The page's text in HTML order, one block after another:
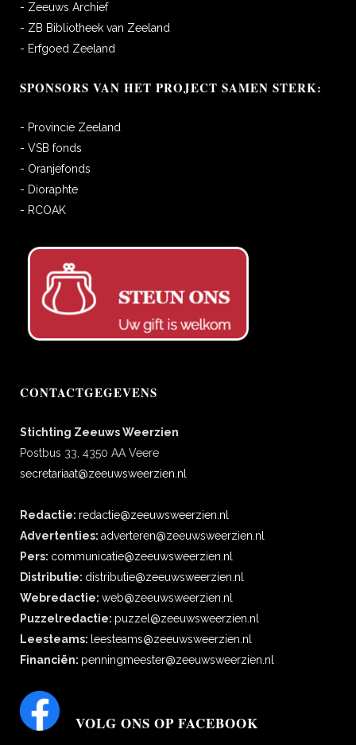
- Zeeuws Archief
- ZB Bibliotheek van Zeeland
- Erfgoed Zeeland
SPONSORS VAN HET PROJECT SAMEN STERK:
- Provincie Zeeland
- VSB fonds
- Oranjefonds
- Dioraphte
- RCOAK
CONTACTGEGEVENS
Stichting Zeeuws Weerzien
Postbus 33, 4350 AA Veere
secretariaat@zeeuwsweerzien.nl
Redactie: redactie@zeeuwsweerzien.nl
Advertenties: adverteren@zeeuwsweerzien.nl
Pers: communicatie@zeeuwsweerzien.nl
Distributie: distributie@zeeuwsweerzien.nl
Webredactie: web@zeeuwsweerzien.nl
Puzzelredactie: puzzel@zeeuwsweerzien.nl
Leesteams: leesteams@zeeuwsweerzien.nl
Financiën: penningmeester@zeeuwsweerzien.nl
VOLG ONS OP FACEBOOK